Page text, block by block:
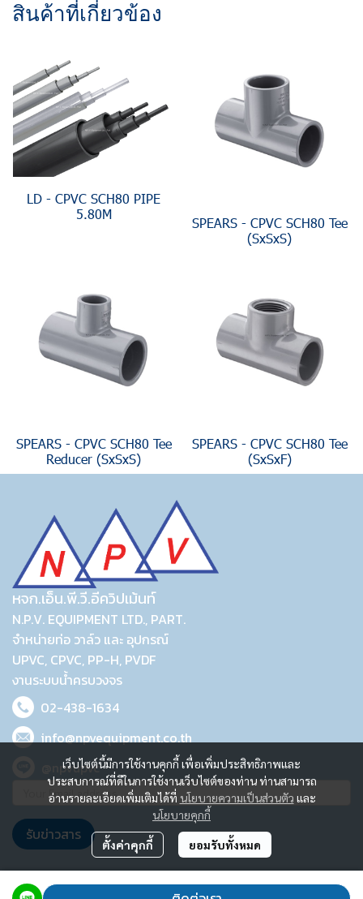
สินค้าที่เกี่ยวข้อง
LD - CPVC SCH80 PIPE
5.80M
SPEARS - CPVC SCH80 Tee
(SxSxS)
SPEARS - CPVC SCH80 Tee
Reducer (SxSxS)
SPEARS - CPVC SCH80 Tee
(SxSxF)
เว็บไซต์นี้มีการใช้งานคุกกี้ เพื่อเพิ่มประสิทธิภาพและ
ประสบการณ์ที่ดีในการใช้งานเว็บไซต์ของท่าน ท่านสามารถ
อ่านรายละเอียดเพิ่มเติมได้ที่ นโยบายความเป็นส่วนตัว และ
นโยบายคุกกี้
ตั้งค่าคุกกี้ ยอมรับทั้งหมด
หจก.เอ็น.พี.วี.อีควิปเม้นท์
N.P.V. EQUIPMENT LTD., PART.
จำหน่ายท่อ วาล์ว และ อุปกรณ์
UPVC, CPVC, PP-H, PVDF
งานระบบน้ำครบวงจร
02-438-1634
info@npvequipment.co.th
@npvupvc
รับข่าวสาร
2023 © N.P.V. EQUIPMENT LTD., PART.